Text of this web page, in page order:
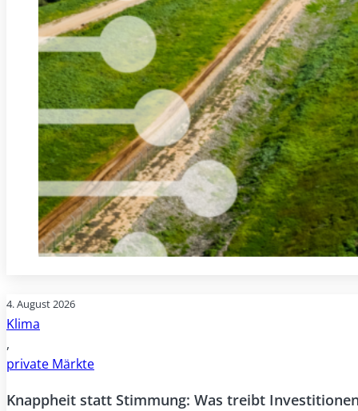
4. August 2026
Klima
,
private Märkte
Knappheit statt Stimmung: Was treibt